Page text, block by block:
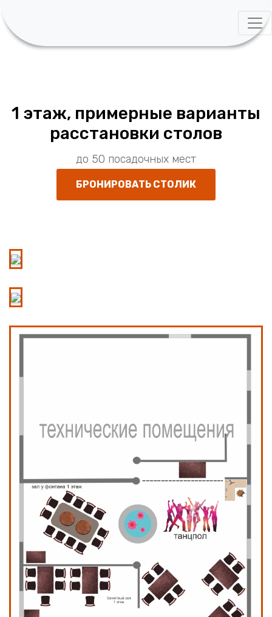
1 этаж, примерные варианты
расстановки столов
до 50 посадочных мест
БРОНИРОВАТЬ СТОЛИК